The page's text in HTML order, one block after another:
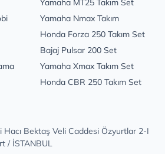
Yamaha Nmax Takım
Honda Forza 250 Takım Set
Bajaj Pulsar 200 Set
Yamaha Xmax Takım Set
Honda CBR 250 Takım Set
Hacı Bektaş Veli Caddesi Özyurtlar 2-I
/ İSTANBUL